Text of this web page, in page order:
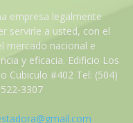
empresa legalmente
servirle a usted, con el
mercado nacional e
y eficacia. Edificio Los
Cubiculo #402 Tel: (504)
3307